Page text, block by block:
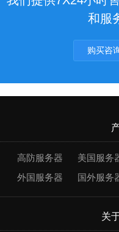
和服
购买咨
高防服务器 美国服务
外国服务器
国外服务
关